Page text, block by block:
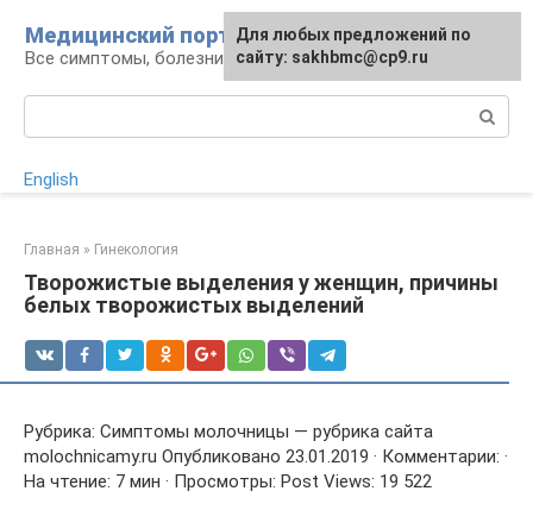
контенту
Медицинский портал
Все симптомы, болезни и их лечение
English
Главная » Гинекология
Творожистые выделения у женщин, причины
белых творожистых выделений
Рубрика: Симптомы молочницы — рубрика сайта
molochnicamy.ru Опубликовано 23.01.2019 · Комментарии: ·
На чтение: 7 мин · Просмотры: Post Views: 19 522
Для любых предложений по
сайту: sakhbmc@cp9.ru